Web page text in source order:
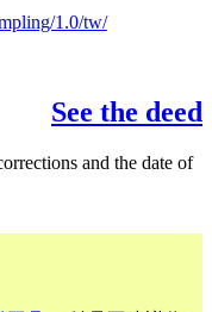
1.0/tw/
See the deed
and the date of